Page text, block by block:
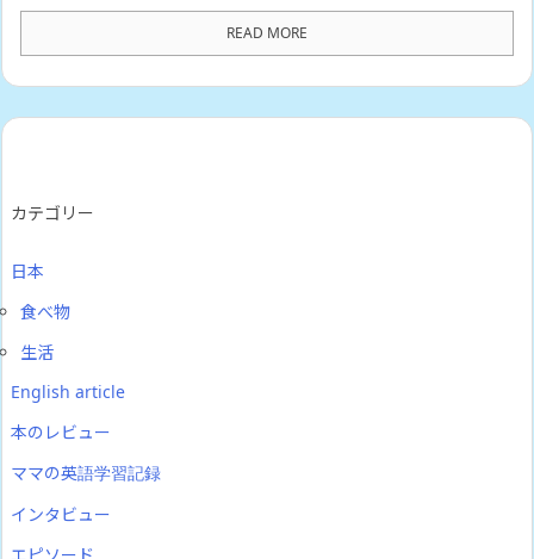
READ MORE
カテゴリー
日本
食べ物
生活
English article
本のレビュー
ママの英語学習記録
インタビュー